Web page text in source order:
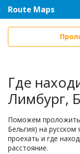
Route Maps
Где
Лимбург,
Поможем проложить
Бельгия) на
проехать и где
расстояние.